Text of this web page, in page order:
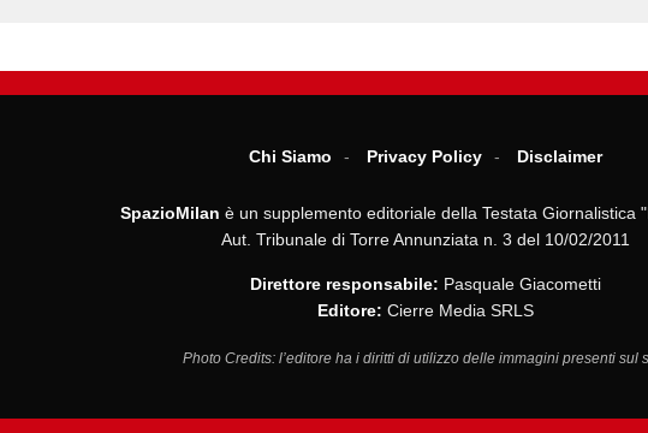
Chi Siamo Privacy Policy Disclaimer
SpazioMilan è un supplemento editoriale della Testata Giornalistica
Aut. Tribunale di Torre Annunziata n. 3 del 10/02/2011
Direttore responsabile: Pasquale Giacometti
Editore: Cierre Media SRLS
Photo Credits: l’editore ha i diritti di utilizzo delle immagini presenti sul